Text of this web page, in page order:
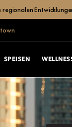
SPEISEN